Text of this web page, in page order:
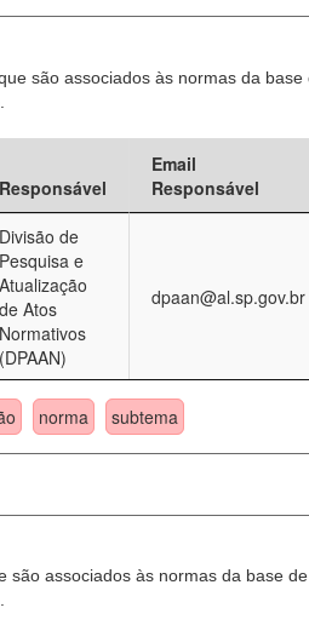
são associados às normas da base
Responsável
Email
Responsável
Divisão de
Pesquisa e
Atualização
de Atos
Normativos
(DPAAN)
dpaan@al.sp.gov.br
norma subtema
são associados às normas da base de